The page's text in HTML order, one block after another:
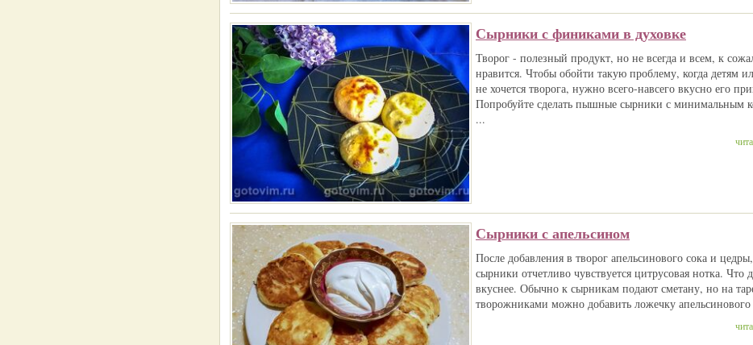
Сырники с финиками в духовке
Творог - полезный продукт, но не всегда и всем, к
нравится. Чтобы обойти такую проблему, когда детям
не хочется творога, нужно всего-навсего вкусно его
Попробуйте сделать пышные сырники с минимальным
...
Сырники с апельсином
После добавления в творог апельсинового сока и
сырники отчетливо чувствуется цитрусовая нотка. Что
вкуснее. Обычно к сырникам подают сметану, но на
творожниками можно добавить ложечку